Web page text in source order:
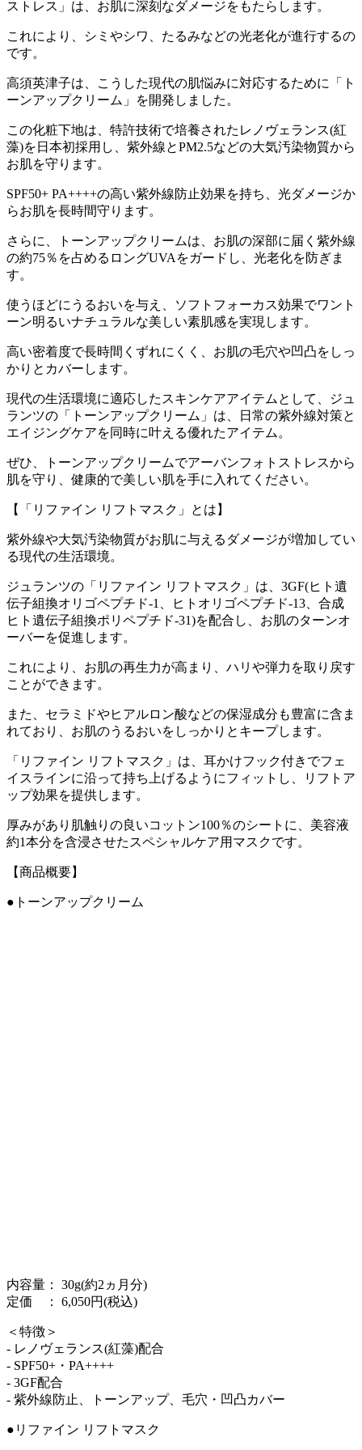
ストレス」は、お肌に深刻なダメージをもたらします。
これにより、シミやシワ、たるみなどの光老化が進行するの
です。
高須英津子は、こうした現代の肌悩みに対応するために「ト
ーンアップクリーム」を開発しました。
この化粧下地は、特許技術で培養されたレノヴェランス(紅
藻)を日本初採用し、紫外線とPM2.5などの大気汚染物質から
お肌を守ります。
SPF50+ PA++++の高い紫外線防止効果を持ち、光ダメージか
らお肌を長時間守ります。
さらに、トーンアップクリームは、お肌の深部に届く紫外線
の約75％を占めるロングUVAをガードし、光老化を防ぎま
す。
使うほどにうるおいを与え、ソフトフォーカス効果でワント
ーン明るいナチュラルな美しい素肌感を実現します。
高い密着度で長時間くずれにくく、お肌の毛穴や凹凸をしっ
かりとカバーします。
現代の生活環境に適応したスキンケアアイテムとして、ジュ
ランツの「トーンアップクリーム」は、日常の紫外線対策と
エイジングケアを同時に叶える優れたアイテム。
ぜひ、トーンアップクリームでアーバンフォトストレスから
肌を守り、健康的で美しい肌を手に入れてください。
【「リファイン リフトマスク」とは】
紫外線や大気汚染物質がお肌に与えるダメージが増加してい
る現代の生活環境。
ジュランツの「リファイン リフトマスク」は、3GF(ヒト遺
伝子組換オリゴペプチド-1、ヒトオリゴペプチド-13、合成
ヒト遺伝子組換ポリペプチド-31)を配合し、お肌のターンオ
ーバーを促進します。
これにより、お肌の再生力が高まり、ハリや弾力を取り戻す
ことができます。
また、セラミドやヒアルロン酸などの保湿成分も豊富に含ま
れており、お肌のうるおいをしっかりとキープします。
「リファイン リフトマスク」は、耳かけフック付きでフェ
イスラインに沿って持ち上げるようにフィットし、リフトア
ップ効果を提供します。
厚みがあり肌触りの良いコットン100％のシートに、美容液
約1本分を含浸させたスペシャルケア用マスクです。
【商品概要】
●トーンアップクリーム
内容量： 30g(約2ヵ月分)
定価 ： 6,050円(税込)
＜特徴＞
- レノヴェランス(紅藻)配合
- SPF50+・PA++++
- 3GF配合
- 紫外線防止、トーンアップ、毛穴・凹凸カバー
●リファイン リフトマスク